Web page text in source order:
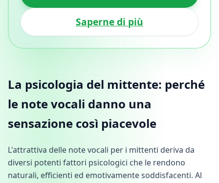
Saperne di più
La psicologia del mittente: perché
le note vocali danno una
sensazione così piacevole
L'attrattiva delle note vocali per i mittenti deriva da
diversi potenti fattori psicologici che le rendono
naturali, efficienti ed emotivamente soddisfacenti. Al